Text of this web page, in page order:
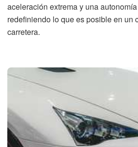
aceleración extrema y una
redefiniendo lo que es posible en un
carretera.